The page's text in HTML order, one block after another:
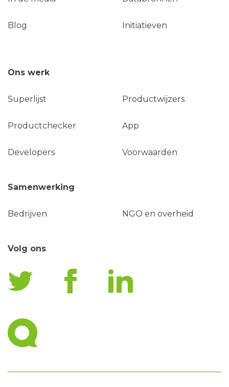
Blog Initiatieven
Ons werk
Superlijst Productwijzers
Productchecker App
Developers Voorwaarden
Samenwerking
Bedrijven NGO en overheid
Volg ons